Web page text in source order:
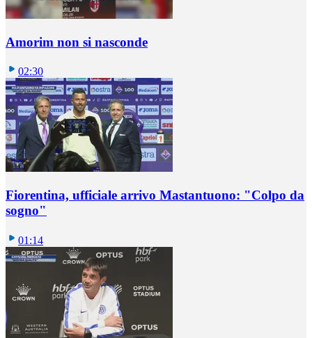
Amorim non si nasconde
02:30
Fiorentina, ufficiale arrivo Mastantuono: "Colpo da
sogno"
01:14